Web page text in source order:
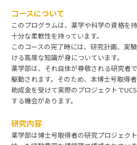
コースについて
このプログラムは、薬学や科学の資格を
十分な柔軟性を持っています。
このコースの完了時には、研究計画、実
ける高度な知識が身についています。
薬学部は、それ自体が尊敬される研究者
駆動されます。そのため、本博士号取得
助成金を受けて実際のプロジェクトで
する機会があります。
研究内容
薬学部は博士号取得者の研究プロジェク